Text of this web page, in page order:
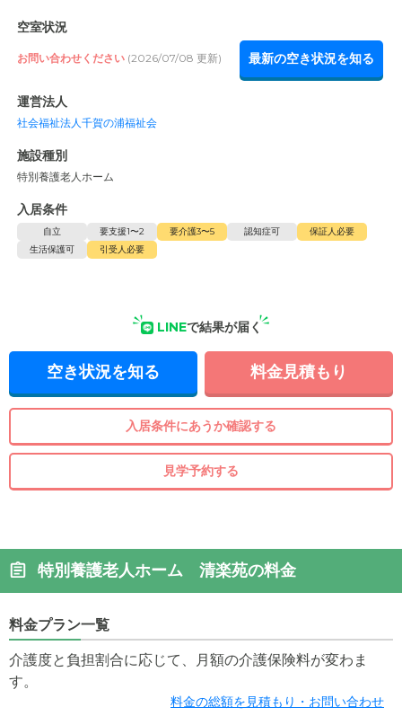
空室状況
お問い合わせください (2026/07/08 更新) 最新の空き状況を知る
運営法人
社会福祉法人千賀の浦福祉会
施設種別
特別養護老人ホーム
入居条件
自立 要支援1〜2 要介護3〜5 認知症可
保証人必要
生活保護可
引受人必要
LINEで結果が届く
空き状況を知る 料金見積もり
入居条件にあうか確認する
見学予約する
特別養護老人ホーム 清楽苑の料金
料金プラン一覧
介護度と負担割合に応じて、月額の介護保険料が変わま
す。
料金の総額を見積もり・お問い合わせ